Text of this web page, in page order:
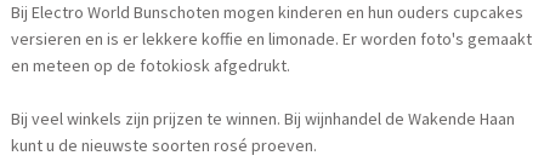
Bij Electro World Bunschoten mogen kinderen en hun ouders cupcakes
versieren en is er lekkere koffie en limonade. Er worden foto's gemaakt
en meteen op de fotokiosk afgedrukt.
Bij veel winkels zijn prijzen te winnen. Bij wijnhandel de Wakende Haan
kunt u de nieuwste soorten rosé proeven.